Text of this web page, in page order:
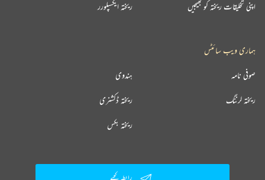
اپنی تخلیقات ریختہ کو بھیجیں ریختہ ایکسپلورر
ہماری ویب سائٹس
ہندوی صوفی نامہ
ریختہ ڈکشنری ریختہ لرننگ
ریختہ بکس
رابطہ کیجیے